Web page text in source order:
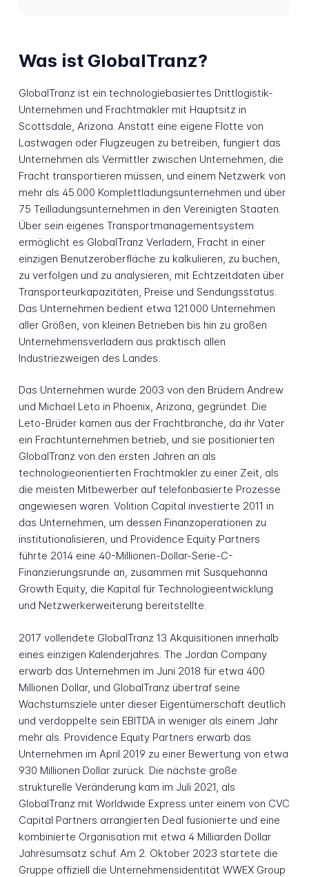
Was ist GlobalTranz?
GlobalTranz ist ein technologiebasiertes Drittlogistik-
Unternehmen und Frachtmakler mit Hauptsitz in
Scottsdale, Arizona. Anstatt eine eigene Flotte von
Lastwagen oder Flugzeugen zu betreiben, fungiert das
Unternehmen als Vermittler zwischen Unternehmen, die
Fracht transportieren müssen, und einem Netzwerk von
mehr als 45.000 Komplettladungsunternehmen und über
75 Teilladungsunternehmen in den Vereinigten Staaten.
Über sein eigenes Transportmanagementsystem
ermöglicht es GlobalTranz Verladern, Fracht in einer
einzigen Benutzeroberfläche zu kalkulieren, zu buchen,
zu verfolgen und zu analysieren, mit Echtzeitdaten über
Transporteurkapazitäten, Preise und Sendungsstatus.
Das Unternehmen bedient etwa 121.000 Unternehmen
aller Größen, von kleinen Betrieben bis hin zu großen
Unternehmensverladern aus praktisch allen
Industriezweigen des Landes.
Das Unternehmen wurde 2003 von den Brüdern Andrew
und Michael Leto in Phoenix, Arizona, gegründet. Die
Leto-Brüder kamen aus der Frachtbranche, da ihr Vater
ein Frachtunternehmen betrieb, und sie positionierten
GlobalTranz von den ersten Jahren an als
technologieorientierten Frachtmakler zu einer Zeit, als
die meisten Mitbewerber auf telefonbasierte Prozesse
angewiesen waren. Volition Capital investierte 2011 in
das Unternehmen, um dessen Finanzoperationen zu
institutionalisieren, und Providence Equity Partners
führte 2014 eine 40-Millionen-Dollar-Serie-C-
Finanzierungsrunde an, zusammen mit Susquehanna
Growth Equity, die Kapital für Technologieentwicklung
und Netzwerkerweiterung bereitstellte.
2017 vollendete GlobalTranz 13 Akquisitionen innerhalb
eines einzigen Kalenderjahres. The Jordan Company
erwarb das Unternehmen im Juni 2018 für etwa 400
Millionen Dollar, und GlobalTranz übertraf seine
Wachstumsziele unter dieser Eigentümerschaft deutlich
und verdoppelte sein EBITDA in weniger als einem Jahr
mehr als. Providence Equity Partners erwarb das
Unternehmen im April 2019 zu einer Bewertung von etwa
930 Millionen Dollar zurück. Die nächste große
strukturelle Veränderung kam im Juli 2021, als
GlobalTranz mit Worldwide Express unter einem von CVC
Capital Partners arrangierten Deal fusionierte und eine
kombinierte Organisation mit etwa 4 Milliarden Dollar
Jahresumsatz schuf. Am 2. Oktober 2023 startete die
Gruppe offiziell die Unternehmensidentität WWEX Group